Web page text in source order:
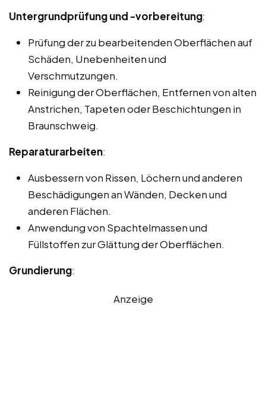
Untergrundprüfung und -vorbereitung:
Prüfung der zu bearbeitenden Oberflächen auf
Schäden, Unebenheiten und
Verschmutzungen.
Reinigung der Oberflächen, Entfernen von alten
Anstrichen, Tapeten oder Beschichtungen in
Braunschweig.
Reparaturarbeiten:
Ausbessern von Rissen, Löchern und anderen
Beschädigungen an Wänden, Decken und
anderen Flächen.
Anwendung von Spachtelmassen und
Füllstoffen zur Glättung der Oberflächen.
Grundierung:
Anzeige